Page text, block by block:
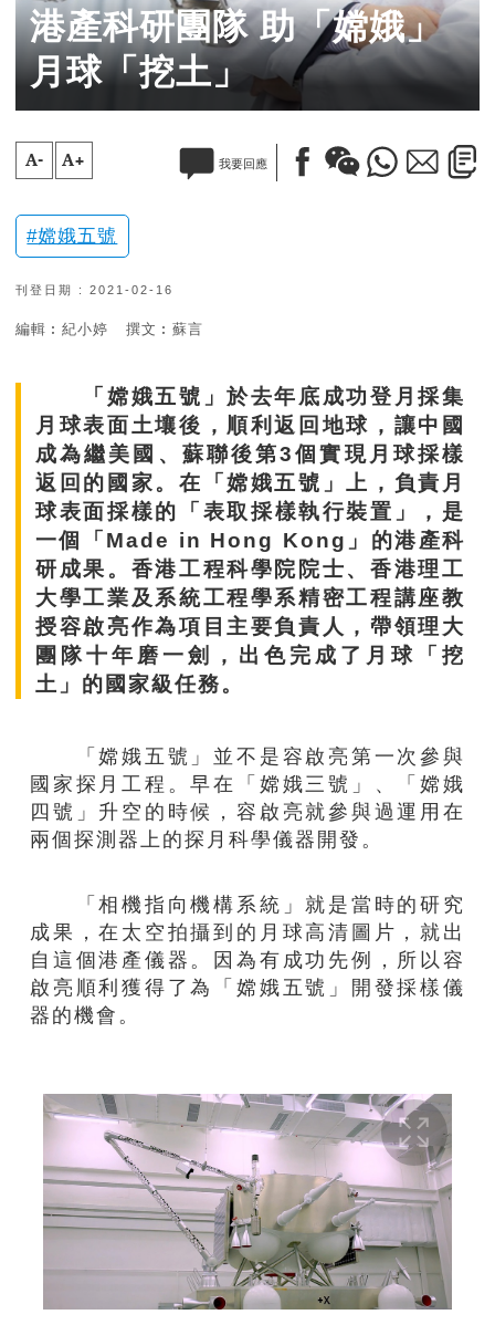
港產科研團隊 助「嫦娥」
月球「挖土」
A- A+ 我要回應
嫦娥五號
刊登日期 : 2021-02-16
編輯︰紀小婷 撰文︰蘇言
「嫦娥五號」於去年底成功登月採集
月球表面土壤後，順利返回地球，讓中國
成為繼美國、蘇聯後第3個實現月球採樣
返回的國家。在「嫦娥五號」上，負責月
球表面採樣的「表取 採樣執行裝置」，是
一個「 Made in Hong Kong 」的港產科
研成果。香港工程科學院院士、香港理工
大學工業及系統工程學系精密工程講座教
授容啟亮作為項目主要負責人，帶領理大
團隊十年磨一劍，出色完成了月球「挖
土」的國家級任務。
「嫦娥五號」並不是容啟亮第一次參與
國家探月工程。早在「嫦娥三號」、「嫦娥
四號」升空的時候，容啟亮就參與過運用在
兩個探測器上的探月科學儀器開發。
「相機指向機構系統」就是當時的研究
成果，在太空拍攝到的月球高清圖片，就出
自這個港產儀器。因為有成功先例，所以容
啟亮順利獲得了為「嫦娥五號」開發採樣儀
器的機會。